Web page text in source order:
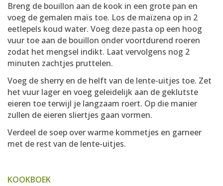
Breng de bouillon aan de kook in een grote pan en
voeg de gemalen maïs toe. Los de maïzena op in 2
eetlepels koud water. Voeg deze pasta op een hoog
vuur toe aan de bouillon onder voortdurend roeren
zodat het mengsel indikt. Laat vervolgens nog 2
minuten zachtjes pruttelen.
Voeg de sherry en de helft van de lente-uitjes toe. Zet
het vuur lager en voeg geleidelijk aan de geklutste
eieren toe terwijl je langzaam roert. Op die manier
zullen de eieren sliertjes gaan vormen.
Verdeel de soep over warme kommetjes en garneer
met de rest van de lente-uitjes.
KOOKBOEK